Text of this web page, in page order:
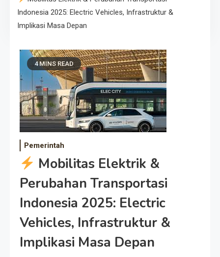
Indonesia 2025: Electric Vehicles, Infrastruktur &
Implikasi Masa Depan
4 MINS READ
Pemerintah
Mobilitas Elektrik &
Perubahan Transportasi
Indonesia 2025: Electric
Vehicles, Infrastruktur &
Implikasi Masa Depan